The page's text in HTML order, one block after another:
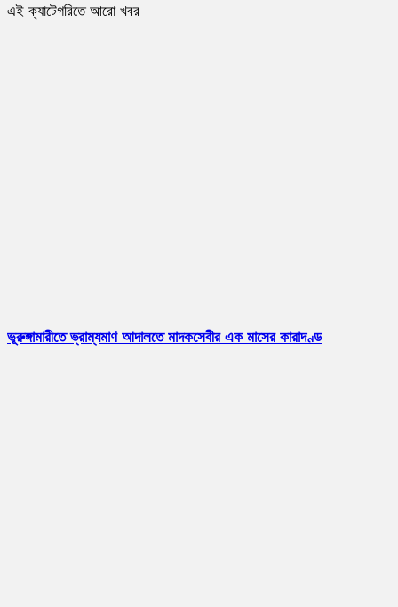
এই ক্যাটেগরিতে আরো খবর
ভূরুঙ্গামারীতে ভ্রাম্যমাণ আদালতে মাদকসেবীর এক মাসের কারাদণ্ড